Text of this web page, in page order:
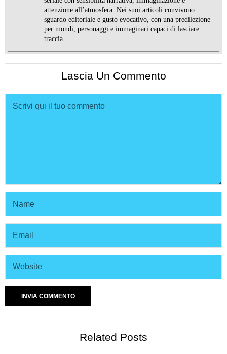
attenzione all’atmosfera. Nei suoi articoli convivono
sguardo editoriale e gusto evocativo, con una predilezione
per mondi, personaggi e immaginari capaci di lasciare
traccia.
Lascia Un Commento
Related Posts